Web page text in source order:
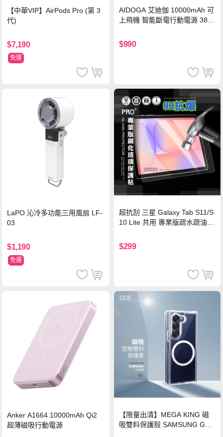
【中華VIP】AirPods Pro (第 3
代)
$7,190
免運
AIDOGA 艾迪伽 10000mAh 可
上飛機 智能斷電行動電源 38.5
灣BSMI/中國CCC/歐美CE/FCC
認證
$990
LaPO 沁冷多功能三用風扇 LF-
03
$1,190
免運
超抗刮 三星 Galaxy Tab S11/S
10 Lite 共用 專業版疏水疏油9
$299
Anker A1664 10000mAh Qi2
超薄磁吸行動電源
【限量出清】MEGA KING 磁
吸雙料保護殼 SAMSUNG Gala